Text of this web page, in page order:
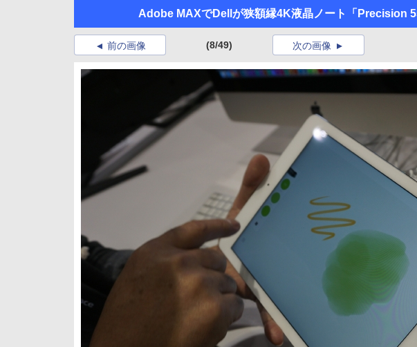
Adobe MAXでDellが狭額縁4K液晶ノート「Precision
前の画像 (8/49) 次の画像